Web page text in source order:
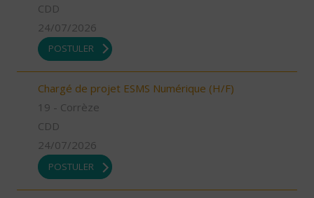
CDD
24/07/2026
POSTULER
Chargé de projet ESMS Numérique (H/F)
19 - Corrèze
CDD
24/07/2026
POSTULER